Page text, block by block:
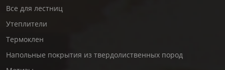
Все для лестниц
Утеплители
Термоклен
Напольные покрытия из твердолиственных пород